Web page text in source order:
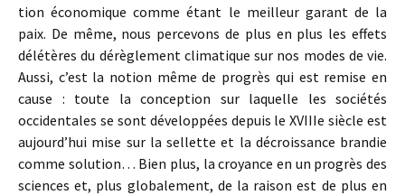
tion économique comme étant le meilleur garant de la
paix. De même, nous percevons de plus en plus les effets
délétères du dérèglement climatique sur nos modes de vie.
Aussi, c’est la notion même de progrès qui est remise en
cause : toute la conception sur laquelle les sociétés
occidentales se sont développées depuis le XVIIIe siècle est
aujourd’hui mise sur la sellette et la décroissance brandie
comme solution… Bien plus, la croyance en un progrès des
sciences et, plus globalement, de la raison est de plus en